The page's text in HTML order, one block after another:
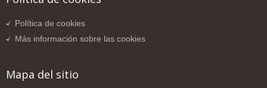
Política de cookies
Más información sobre las cookies
Mapa del sitio